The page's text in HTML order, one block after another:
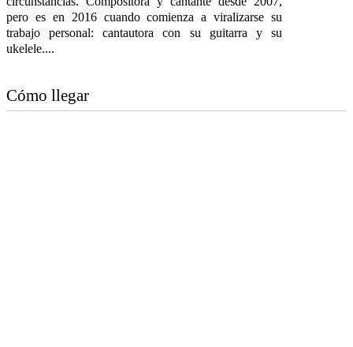
pero es en 2016 cuando comienza a viralizarse su
trabajo personal: cantautora con su guitarra y su
ukelele....
Cómo llegar